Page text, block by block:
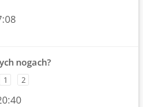
nogach?
1 2